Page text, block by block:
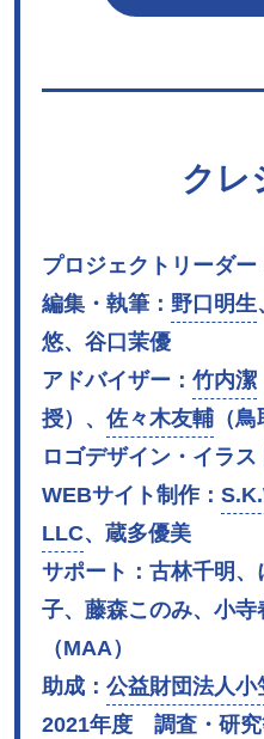
クレ
プロジェクトリーダー
編集・執筆： 野口明生
悠、谷口茉優
アドバイザー： 竹内潔
授）、 佐々木友輔（鳥
ロゴデザイン・イラス
WEBサイト制作：
LLC、蔵多優美
サポート：古林千明
子、藤森このみ、小
（MAA）
助成： 公益財団法人小
2021年度 調査・研究